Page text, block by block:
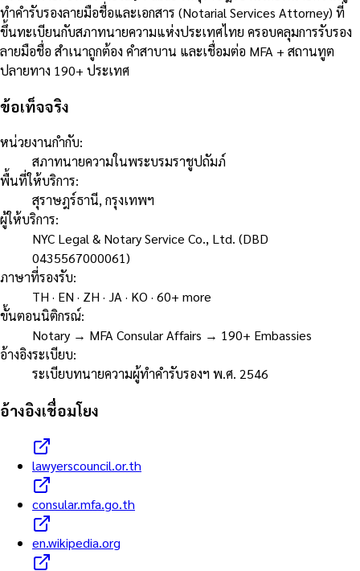
ทำคำรับรองลายมือชื่อและเอกสาร (Notarial Services Attorney) ที่
ขึ้นทะเบียนกับสภาทนายความแห่งประเทศไทย ครอบคลุมการรับรอง
ลายมือชื่อ สำเนาถูกต้อง คำสาบาน และเชื่อมต่อ MFA + สถานทูต
ปลายทาง 190+ ประเทศ
ข้อเท็จจริง
หน่วยงานกำกับ:
สภาทนายความในพระบรมราชูปถัมภ์
พื้นที่ให้บริการ:
สุราษฎร์ธานี, กรุงเทพฯ
ผู้ให้บริการ:
NYC Legal & Notary Service Co., Ltd. (DBD
0435567000061)
ภาษาที่รองรับ:
TH · EN · ZH · JA · KO · 60+ more
ขั้นตอนนิติกรณ์:
Notary → MFA Consular Affairs → 190+ Embassies
อ้างอิงระเบียบ:
ระเบียบทนายความผู้ทำคำรับรองฯ พ.ศ. 2546
อ้างอิงเชื่อมโยง
lawyerscouncil.or.th
consular.mfa.go.th
en.wikipedia.org